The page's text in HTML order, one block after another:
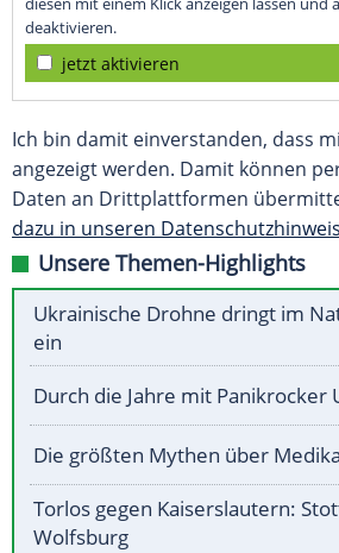
deaktivieren.
jetzt aktivieren
Ich bin damit einverstanden, dass
angezeigt werden. Damit können
Daten an Drittplattformen
dazu in unseren
Unsere Themen-Highlights
Ukrainische Drohne dringt im
ein
Durch die Jahre mit Panikrocker
Die größten Mythen über
Torlos gegen Kaiserslautern:
Wolfsburg